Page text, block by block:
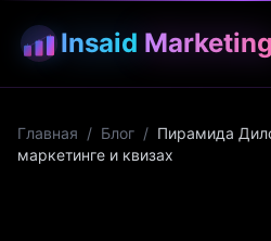
Insaid Marketing
Главная / Блог / Пирамида
маркетинге и квизах